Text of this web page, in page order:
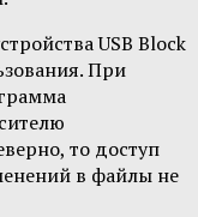
USB Block
При
то доступ
в файлы не